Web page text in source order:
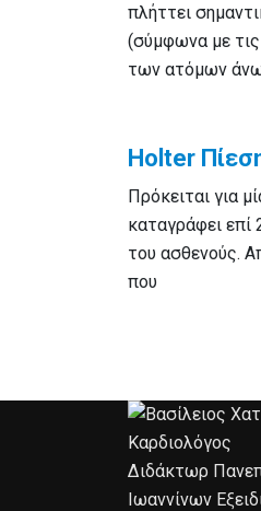
πλήττει
(σύμφωνα με
των ατόμων
Holter
Πρόκειται για
καταγράφει επί
του ασθενούς.
που
Διδάκτωρ
Ιωαννίνων